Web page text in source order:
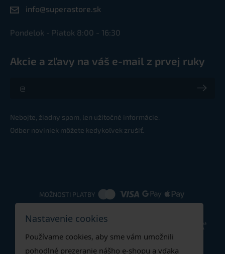
info@superastore.sk
Pondelok - Piatok 8:00 - 16:30
Akcie a zľavy na váš e-mail z prvej ruky
Akcie a zľavy na váš e-mail z prvej ruky
Nebojte, žiadny spam, len užitočné informácie.
Odber noviniek môžete kedykoľvek zrušiť.
MOŽNOSTI PLATBY
Nastavenie cookies
Používame cookies, aby sme vám umožnili
pohodlné prezeranie nášho e-shopu a vďaka